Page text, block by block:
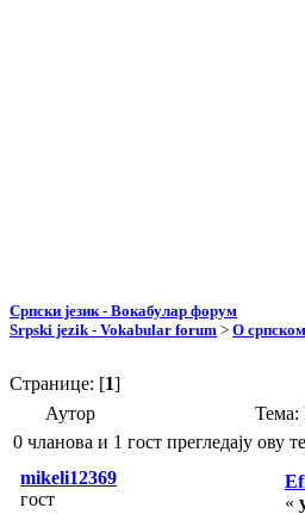
Српски језик - Вокабулар форум
Srpski jezik - Vokabular forum > О српском
Странице: [1]
Аутор
Тема:
0 чланова и 1 гост прегледају ову
mikeli12369
гост
«